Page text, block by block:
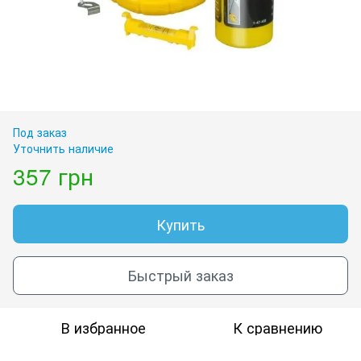
Под заказ
Уточнить наличие
357 грн
Купить
Быстрый заказ
В избранное К сравнению